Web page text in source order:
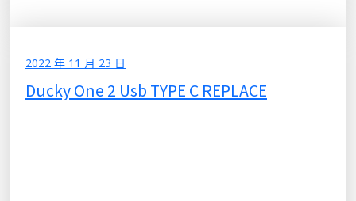
2022 年 11 月 23 日
Ducky One 2 Usb TYPE C REPLACE